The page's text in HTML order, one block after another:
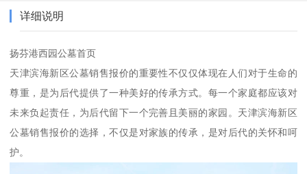
详细说明
扬芬港西园公墓首页
天津滨海新区公墓销售报价的重要性不仅仅体现在人们对于生命的
尊重，是为后代提供了一种美好的传承方式。每一个家庭都应该对
未来负起责任，为后代留下一个完善且美丽的家园。天津滨海新区
公墓销售报价的选择，不仅是对家族的传承，是对后代的关怀和呵
护。